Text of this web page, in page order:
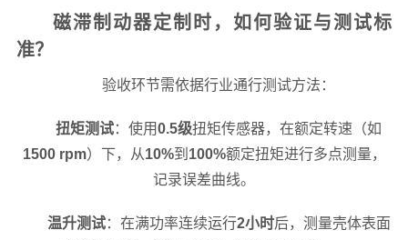
磁滞制动器定制时，如何验证与测试标
准？
验收环节需依据行业通行测试方法：
扭矩测试：使用0.5级扭矩传感器，在额定转速（如
1500 rpm）下，从10%到 100%额定扭矩进行多点测量，
记录误差曲线。
温升测试：在满功率连续运行2小时后，测量壳体表面